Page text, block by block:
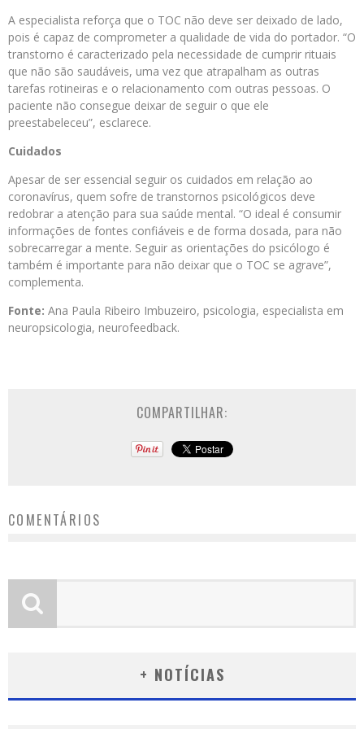
A especialista reforça que o TOC não deve ser deixado de lado,
pois é capaz de comprometer a qualidade de vida do portador. “O
transtorno é caracterizado pela necessidade de cumprir rituais
que não são saudáveis, uma vez que atrapalham as outras
tarefas rotineiras e o relacionamento com outras pessoas. O
paciente não consegue deixar de seguir o que ele
preestabeleceu”, esclarece.
Cuidados
Apesar de ser essencial seguir os cuidados em relação ao
coronavírus, quem sofre de transtornos psicológicos deve
redobrar a atenção para sua saúde mental. “O ideal é consumir
informações de fontes confiáveis e de forma dosada, para não
sobrecarregar a mente. Seguir as orientações do psicólogo é
também é importante para não deixar que o TOC se agrave”,
complementa.
Fonte: Ana Paula Ribeiro Imbuzeiro, psicologia, especialista em
neuropsicologia, neurofeedback.
COMPARTILHAR:
COMENTÁRIOS
+ NOTÍCIAS